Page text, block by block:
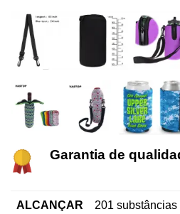
Garantia de
ALCANÇAR
201